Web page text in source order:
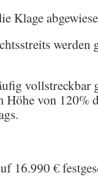
Klage
werden
vollstreckbar
Höhe von 120%
16.990 €